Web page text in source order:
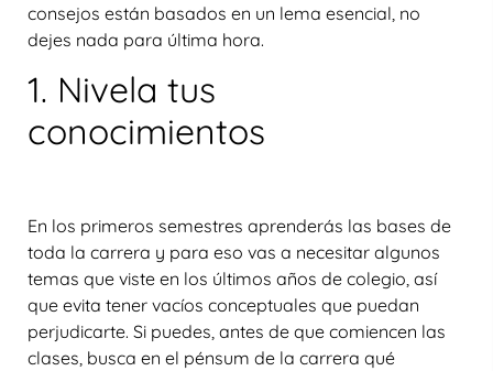
consejos están basados en un lema esencial, no
dejes nada para última hora.
1. Nivela tus
conocimientos
En los primeros semestres aprenderás las bases de
toda la carrera y para eso vas a necesitar algunos
temas que viste en los últimos años de colegio, así
que evita tener vacíos conceptuales que puedan
perjudicarte. Si puedes, antes de que comiencen las
clases, busca en el pénsum de la carrera qué